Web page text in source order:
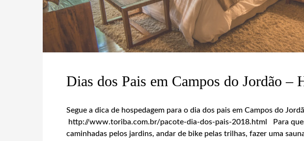
Dias dos Pais em Campos do Jordão –
Segue a dica de hospedagem para o dia dos pais em Campos do
http://www.toriba.com.br/pacote-dia-dos-pais-2018.html Para
caminhadas pelos jardins, andar de bike pelas trilhas, fazer uma